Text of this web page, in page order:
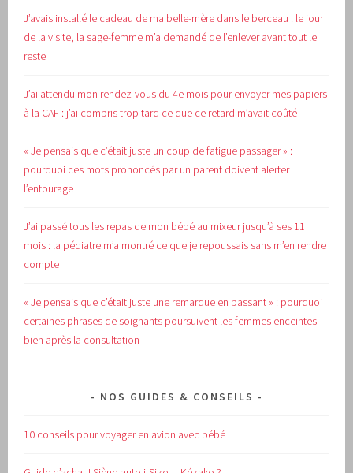
J’avais installé le cadeau de ma belle-mère dans le berceau : le jour
de la visite, la sage-femme m’a demandé de l’enlever avant tout le
reste
J’ai attendu mon rendez-vous du 4e mois pour envoyer mes papiers
à la CAF : j’ai compris trop tard ce que ce retard m’avait coûté
« Je pensais que c’était juste un coup de fatigue passager » :
pourquoi ces mots prononcés par un parent doivent alerter
l’entourage
J’ai passé tous les repas de mon bébé au mixeur jusqu’à ses 11
mois : la pédiatre m’a montré ce que je repoussais sans m’en rendre
compte
« Je pensais que c’était juste une remarque en passant » : pourquoi
certaines phrases de soignants poursuivent les femmes enceintes
bien après la consultation
NOS GUIDES & CONSEILS
10 conseils pour voyager en avion avec bébé